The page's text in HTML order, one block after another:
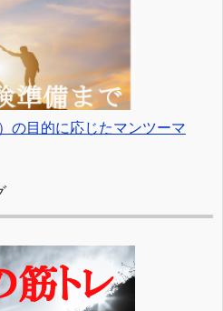
の目的に応じたマンツーマ